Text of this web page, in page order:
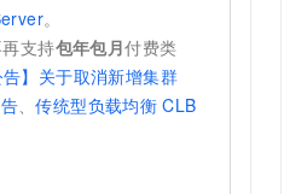
。
支持包年包月付费类
告】关于取消新增集群
、传统型负载均衡 CLB